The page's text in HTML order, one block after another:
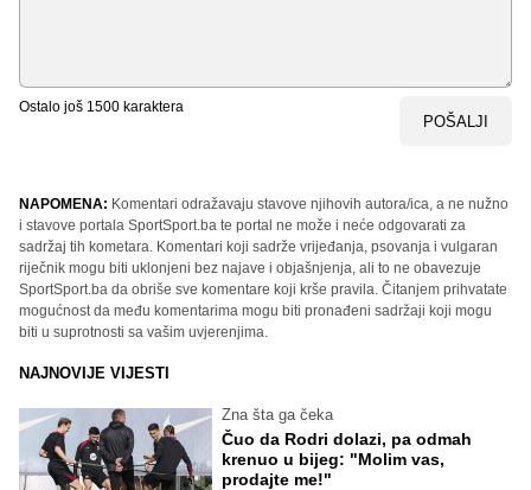
Ostalo još 1500 karaktera
POŠALJI
NAPOMENA: Komentari odražavaju stavove njihovih autora/ica, a ne nužno
i stavove portala SportSport.ba te portal ne može i neće odgovarati za
sadržaj tih kometara. Komentari koji sadrže vrijeđanja, psovanja i vulgaran
riječnik mogu biti uklonjeni bez najave i objašnjenja, ali to ne obavezuje
SportSport.ba da obriše sve komentare koji krše pravila. Čitanjem prihvatate
mogućnost da među komentarima mogu biti pronađeni sadržaji koji mogu
biti u suprotnosti sa vašim uvjerenjima.
NAJNOVIJE VIJESTI
Zna šta ga čeka
Čuo da Rodri dolazi, pa odmah
krenuo u bijeg: "Molim vas,
prodajte me!"